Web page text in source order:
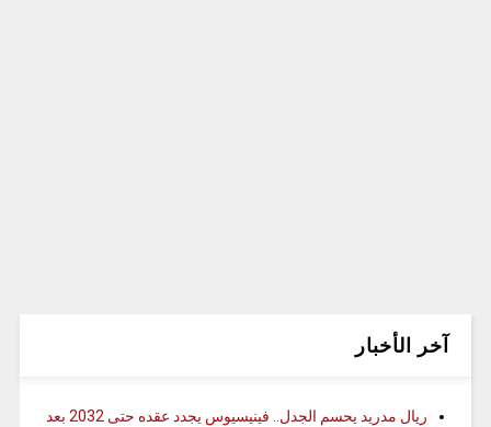
آخر الأخبار
ريال مدريد يحسم الجدل.. فينيسيوس يجدد عقده حتى 2032 بعد